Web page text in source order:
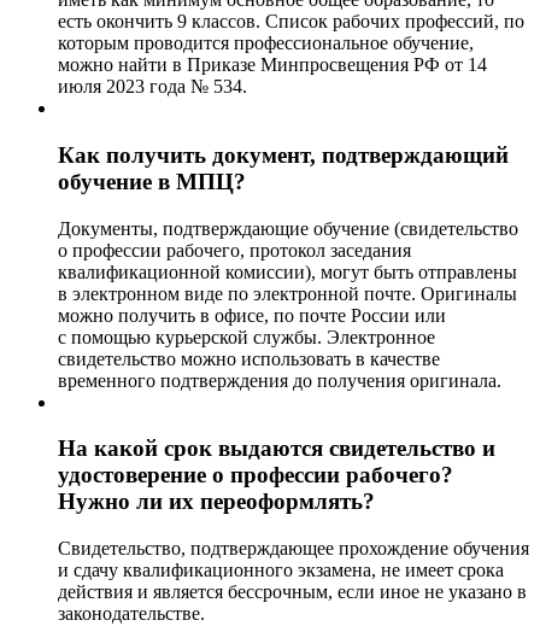
есть окончить 9 классов. Список рабочих профессий, по
которым проводится профессиональное обучение,
можно найти в Приказе Минпросвещения РФ от 14
июля 2023 года № 534.
Как получить документ, подтверждающий
обучение в МПЦ?
Документы, подтверждающие обучение (свидетельство
о профессии рабочего, протокол заседания
квалификационной комиссии), могут быть отправлены
в электронном виде по электронной почте. Оригиналы
можно получить в офисе, по почте России или
с помощью курьерской службы. Электронное
свидетельство можно использовать в качестве
временного подтверждения до получения оригинала.
На какой срок выдаются свидетельство и
удостоверение о профессии рабочего?
Нужно ли их переоформлять?
Свидетельство, подтверждающее прохождение обучения
и сдачу квалификационного экзамена, не имеет срока
действия и является бессрочным, если иное не указано в
законодательстве.